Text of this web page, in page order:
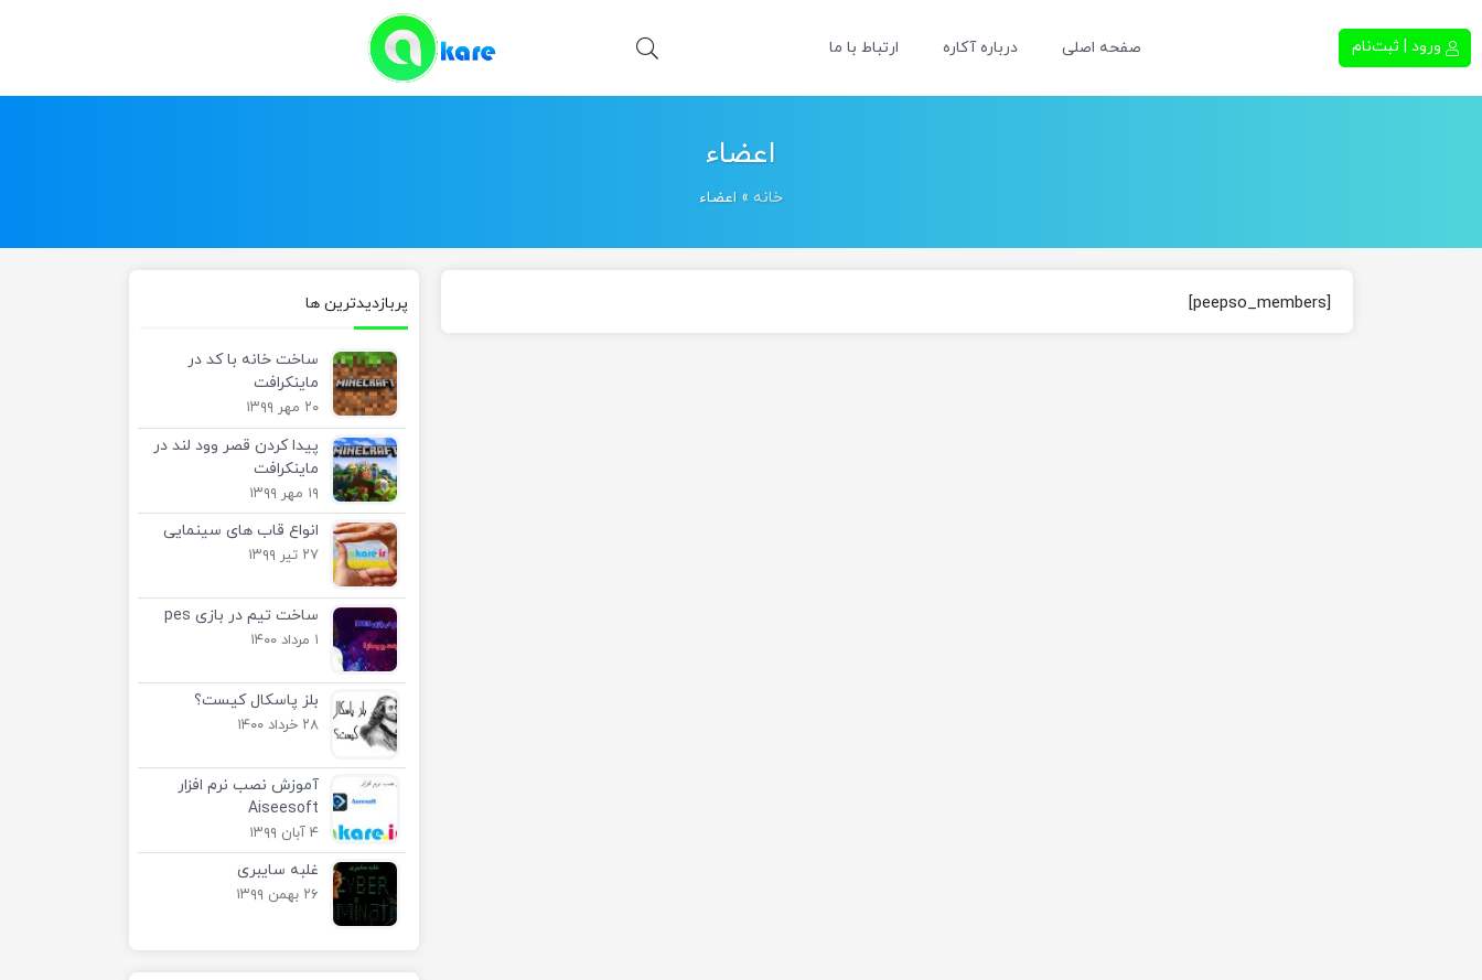
ورود | ثبت‌نام صفحه اصلی درباره آکاره ارتباط با ما
اعضاء
خانه » اعضاء
[peepso_members] پربازدیدترین ها
ساخت خانه با کد در
ماینکرافت
۲۰ مهر ۱۳۹۹
پیدا کردن قصر وود لند در
ماینکرافت
۱۹ مهر ۱۳۹۹
انواع قاب های سینمایی
۲۷ تیر ۱۳۹۹
ساخت تیم در بازی pes
۱ مرداد ۱۴۰۰
بلز پاسکال کیست؟
۲۸ خرداد ۱۴۰۰
آموزش نصب نرم افزار
Aiseesoft
۴ آبان ۱۳۹۹
غلبه سایبری
۲۶ بهمن ۱۳۹۹